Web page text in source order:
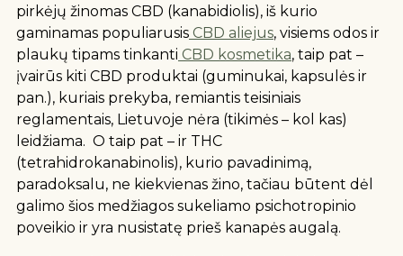
pirkėjų žinomas CBD (kanabidiolis), iš kurio
gaminamas populiarusis CBD aliejus, visiems odos ir
plaukų tipams tinkanti CBD kosmetika, taip pat –
įvairūs kiti CBD produktai (guminukai, kapsulės ir
pan.), kuriais prekyba, remiantis teisiniais
reglamentais, Lietuvoje nėra (tikimės – kol kas)
leidžiama. O taip pat – ir THC
(tetrahidrokanabinolis), kurio pavadinimą,
paradoksalu, ne kiekvienas žino, tačiau būtent dėl
galimo šios medžiagos sukeliamo psichotropinio
poveikio ir yra nusistatę prieš kanapės augalą.